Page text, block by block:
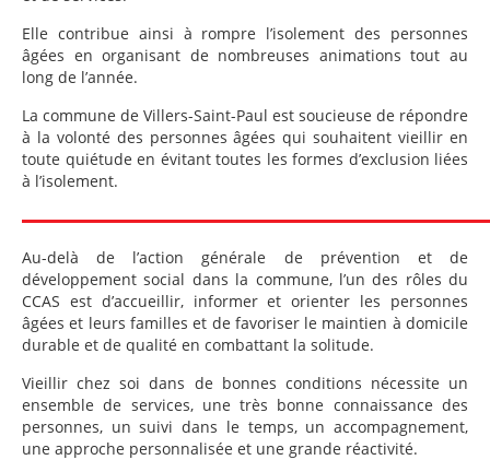
Elle contribue ainsi à rompre l’isolement des personnes
âgées en organisant de nombreuses animations tout au
long de l’année.
La commune de Villers-Saint-Paul est soucieuse de répondre
à la volonté des personnes âgées qui souhaitent vieillir en
toute quiétude en évitant toutes les formes d’exclusion liées
à l’isolement.
Au-delà de l’action générale de prévention et de
développement social dans la commune, l’un des rôles du
CCAS est d’accueillir, informer et orienter les personnes
âgées et leurs familles et de favoriser le maintien à domicile
durable et de qualité en combattant la solitude.
Vieillir chez soi dans de bonnes conditions nécessite un
ensemble de services, une très bonne connaissance des
personnes, un suivi dans le temps, un accompagnement,
une approche personnalisée et une grande réactivité.